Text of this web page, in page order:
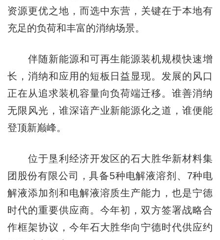
资源更优之地，而选中东营，关键在于本地有
充足的负荷和丰富的消纳场景。
伴随新能源和可再生能源装机规模快速增
长，消纳和应用的短板日益显现。发展的风口
正在从追求装机容量向负荷端迁移。谁善消纳
无限风光，谁深谙产业新能源化之道，谁便能
登顶新巅峰。
位于垦利经济开发区的石大胜华新材料集
团股份有限公司，具备5种电解液溶剂、7种电
解液添加剂和电解液溶质生产能力，也是宁德
时代的重要供应商。今年初，双方签署战略合
作框架协议，今年石大胜华向宁德时代供应约